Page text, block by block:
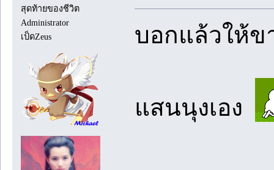
สุดท้ายของชีวิต
Administrator
เป็ดZeus
บอกแล้วให้
แสนนุงเอง